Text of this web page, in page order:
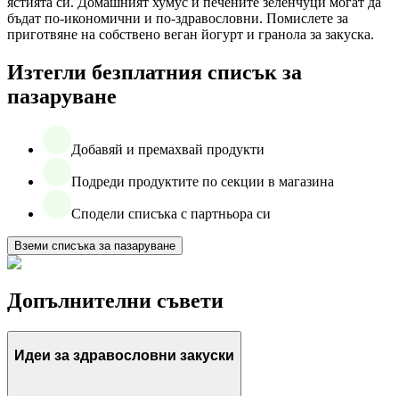
бъдат по-икономични и по-здравословни. Помислете за
приготвяне на собствено веган йогурт и гранола за закуска.
Изтегли безплатния списък за
пазаруване
Добавяй и премахвай продукти
Подреди продуктите по секции в магазина
Сподели списъка с партньора си
Вземи списъка за пазаруване
Допълнителни съвети
Идеи за здравословни закуски